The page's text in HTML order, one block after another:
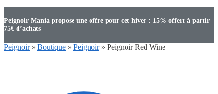
Peignoir Mania propose une offre pour cet hiver : 15% offert à partir
75€ d’achats
Peignoir » Boutique » Peignoir » Peignoir Red Wine